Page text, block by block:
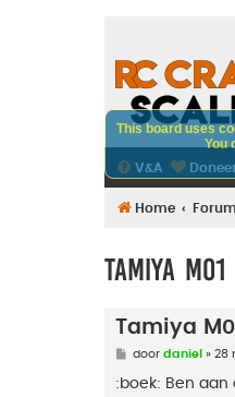
V&A
Home
Tamiya
Tamiya
B
r
door daniel » 28
:boek: Ben aan
This board uses
You